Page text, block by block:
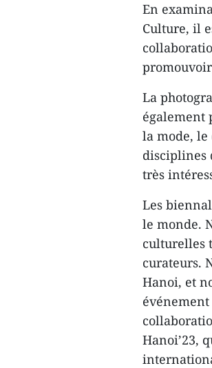
En
Culture, il
La
également
la mode, le
disciplines
très
Les
le monde.
culturelles
curateurs.
Hanoi, et
Hanoi’23,